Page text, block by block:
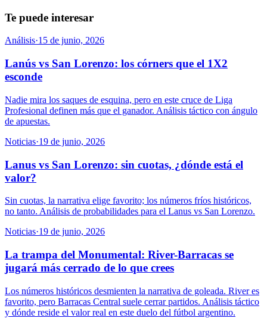
Te puede interesar
Análisis·15 de junio, 2026
Lanús vs San Lorenzo: los córners que el 1X2
esconde
Nadie mira los saques de esquina, pero en este cruce de Liga
Profesional definen más que el ganador. Análisis táctico con ángulo
de apuestas.
Noticias·19 de junio, 2026
Lanus vs San Lorenzo: sin cuotas, ¿dónde está el
valor?
Sin cuotas, la narrativa elige favorito; los números fríos históricos,
no tanto. Análisis de probabilidades para el Lanus vs San Lorenzo.
Noticias·19 de junio, 2026
La trampa del Monumental: River-Barracas se
jugará más cerrado de lo que crees
Los números históricos desmienten la narrativa de goleada. River es
favorito, pero Barracas Central suele cerrar partidos. Análisis táctico
y dónde reside el valor real en este duelo del fútbol argentino.